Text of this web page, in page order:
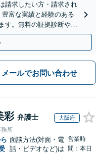
請求したい方・請求され
富な実績と経験のある
す。無料の証拠診断や着
談ください。
メールでお問い合わせ
彩 弁護士 大阪府
所
面談方法(対面・電
話・ビデオなど)は
営業時
間：本日